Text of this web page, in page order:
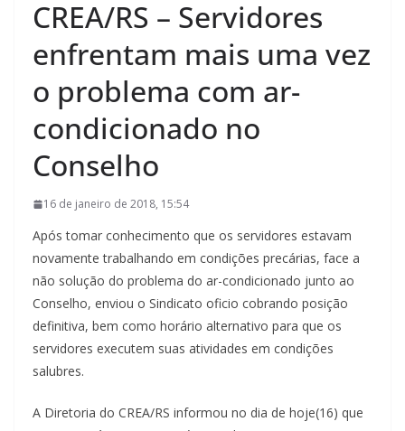
CREA/RS – Servidores
enfrentam mais uma vez
o problema com ar-
condicionado no
Conselho
16 de janeiro de 2018, 15:54
Após tomar conhecimento que os servidores estavam
novamente trabalhando em condições precárias, face a
não solução do problema do ar-condicionado junto ao
Conselho, enviou o Sindicato oficio cobrando posição
definitiva, bem como horário alternativo para que os
servidores executem suas atividades em condições
salubres.
A Diretoria do CREA/RS informou no dia de hoje(16) que